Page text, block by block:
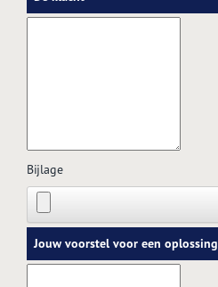
Bijlage
Jouw voorstel voor een oplossing